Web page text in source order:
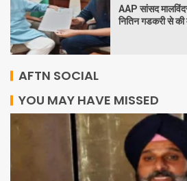
AAP सांसद
नितिन गडकरी से की
AFTN SOCIAL
YOU MAY HAVE MISSED